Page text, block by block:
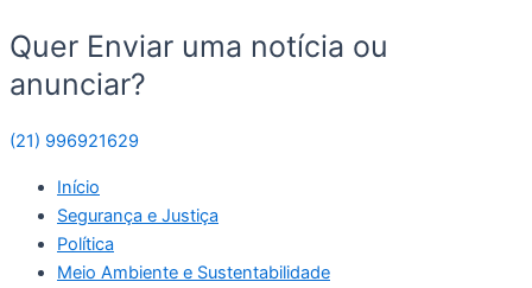
Quer Enviar uma notícia ou
anunciar?
(21) 996921629
Início
Segurança e Justiça
Política
Meio Ambiente e Sustentabilidade